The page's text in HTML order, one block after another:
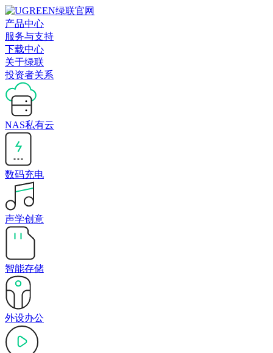
产品中心
服务与支持
下载中心
关于绿联
投资者关系
NAS私有云
数码充电
声学创意
智能存储
外设办公